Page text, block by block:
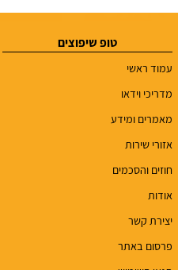
טופ שיפוצים
עמוד ראשי
מדריכי וידאו
מאמרים ומידע
אזורי שירות
חוזים והסכמים
אודות
יצירת קשר
פרסום באתר